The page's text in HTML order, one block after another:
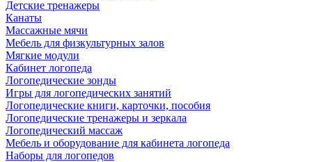
Детские тренажеры
Канаты
Массажные мячи
Мебель для физкультурных залов
Мягкие модули
Кабинет логопеда
Логопедические зонды
Игры для логопедических занятий
Логопедические книги, карточки, пособия
Логопедические тренажеры и зеркала
Логопедический массаж
Мебель и оборудование для кабинета логопеда
Наборы для логопедов